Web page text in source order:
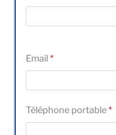
Email *
Téléphone portable*